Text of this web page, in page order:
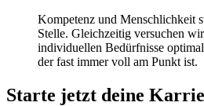
Kompetenz und Menschlichkeit
Stelle. Gleichzeitig versuchen
individuellen Bedürfnisse
der fast immer voll am Punkt ist.
Starte jetzt deine